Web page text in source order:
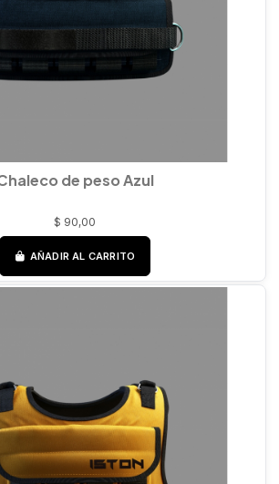
de peso Azul
$ 90,00
AÑADIR AL CARRITO